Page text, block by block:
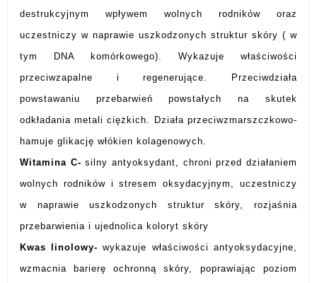
destrukcyjnym wpływem wolnych rodników oraz
uczestniczy w naprawie uszkodzonych struktur skóry ( w
tym DNA komórkowego). Wykazuje właściwości
przeciwzapalne i regenerujące. Przeciwdziała
powstawaniu przebarwień powstałych na skutek
odkładania metali ciężkich. Działa przeciwzmarszczkowo-
hamuje glikację włókien kolagenowych.
Witamina C-silny antyoksydant, chroni przed działaniem
wolnych rodników i stresem oksydacyjnym, uczestniczy
w naprawie uszkodzonych struktur skóry, rozjaśnia
przebarwienia i ujednolica koloryt skóry
Kwas linolowy-wykazuje właściwości antyoksydacyjne,
wzmacnia barierę ochronną skóry, poprawiając poziom